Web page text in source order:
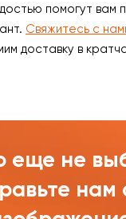
помогут вам
Свяжитесь с
доставку в
еще не
нам